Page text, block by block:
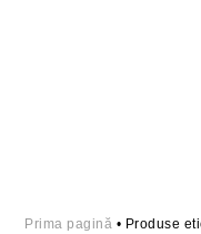
Prima pagină • Produse